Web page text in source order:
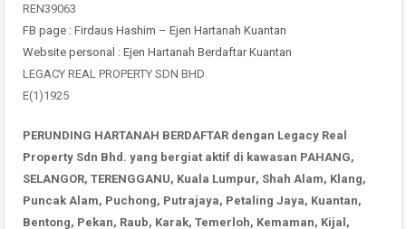
REN39063
FB page : Firdaus Hashim – Ejen Hartanah Kuantan
Website personal : Ejen Hartanah Berdaftar Kuantan
LEGACY REAL PROPERTY SDN BHD
E(1)1925
PERUNDING HARTANAH BERDAFTAR dengan Legacy Real
Property Sdn Bhd. yang bergiat aktif di kawasan PAHANG,
SELANGOR, TERENGGANU, Kuala Lumpur, Shah Alam, Klang,
Puncak Alam, Puchong, Putrajaya, Petaling Jaya, Kuantan,
Bentong, Pekan, Raub, Karak, Temerloh, Kemaman, Kijal,